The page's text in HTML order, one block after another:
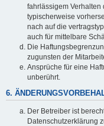
fahrlässigem Verhalten
typischerweise
nach auf die
auch für mittelbare
Die
zugunsten der
Ansprüche für eine
unberührt.
6.
Der Betreiber ist
Datenschutzerklärung